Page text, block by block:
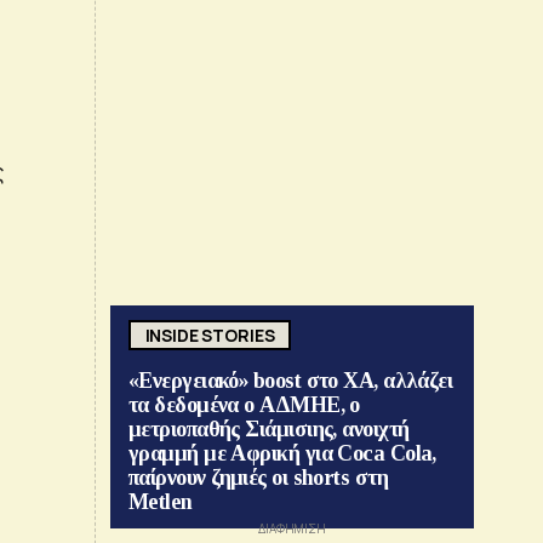
INSIDE STORIES
«Ενεργειακό» boost στο ΧΑ, αλλάζει
τα δεδομένα ο ΑΔΜΗΕ, ο
μετριοπαθής Σιάμισιης, ανοιχτή
γραμμή με Αφρική για Coca Cola,
παίρνουν ζημιές οι shorts στη
Metlen